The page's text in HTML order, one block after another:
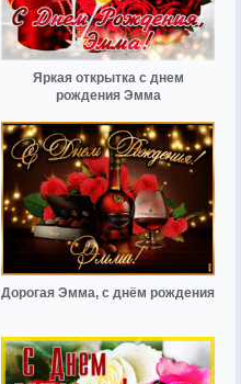
Яркая открытка с днем
рождения Эмма
Дорогая Эмма, с днём рождения